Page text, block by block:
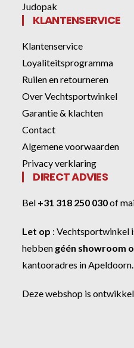
Judopak
KLANTENSERVICE
Klantenservice
Loyaliteitsprogramma
Ruilen en retourneren
Over Vechtsportwinkel
Garantie & klachten
Contact
Algemene voorwaarden
Privacy verklaring
DIRECT ADVIES
Bel +31 318 250 030of
Let op :Vechtsportwinkel
hebben géén showroom
kantooradres in Apeldoorn.
Deze webshop is